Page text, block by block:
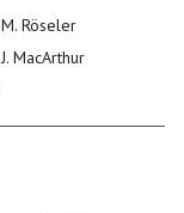
Röseler
MacArthur